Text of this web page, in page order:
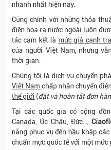
nhanh nhất hiện nay.
Cũng chính với những thỏa
điện hoa ra nước ngoài luôn
tác cam kết là mức giá cạnh
của người Việt Nam, nhưng
thời gian.
Chúng tôi là dịch vụ chuyển
Việt Nam chấp nhận chuyển
thế giới (đặt và hoàn tất đơn
Tại các quốc gia có cộng
Canada, Úc Châu, Đức…,
năng phục vụ đến hầu khắp
chuẩn mực quốc tế với một mức